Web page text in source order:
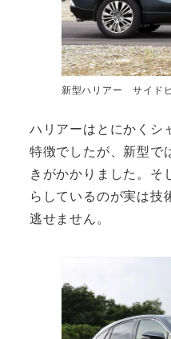
新型ハリアー サイド
ハリアーはとにかくシ
特徴でしたが、新型で
きがかかりました。そ
らしているのが実は技
逃せません。